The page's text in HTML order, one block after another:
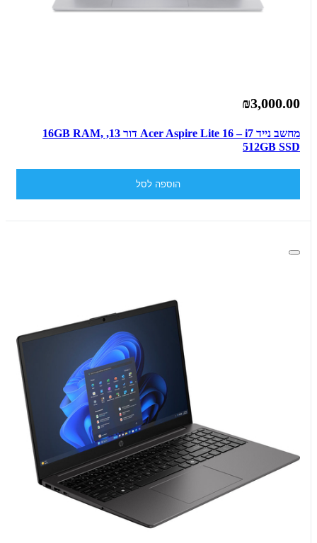
₪3,000.00
מחשב נייד Acer Aspire Lite 16 – i7 דור 13, ‎16GB‎ RAM,
‎512GB SSD
הוספה לסל